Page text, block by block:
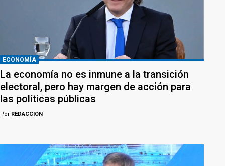
ECONOMÍA
La economía no es inmune a la transición
electoral, pero hay margen de acción para
las políticas públicas
Por REDACCION